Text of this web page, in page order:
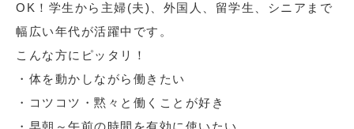
OK！学生から主婦(夫)、外国人、留学生、シニアまで
幅広い年代が活躍中です。
こんな方にピッタリ！
・体を動かしながら働きたい
・コツコツ・黙々と働くことが好き